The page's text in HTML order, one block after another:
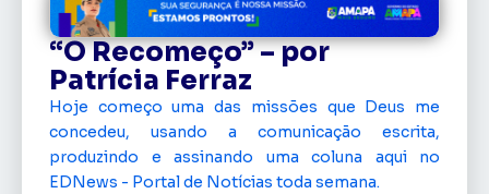
“O Recomeço” – por
Patrícia Ferraz
Hoje começo uma das missões que Deus me
concedeu, usando a comunicação escrita,
produzindo e assinando uma coluna aqui no
EDNews - Portal de Notícias toda semana.